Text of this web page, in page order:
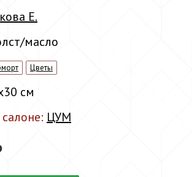
Е.
масло
Цветы
см
ЦУМ